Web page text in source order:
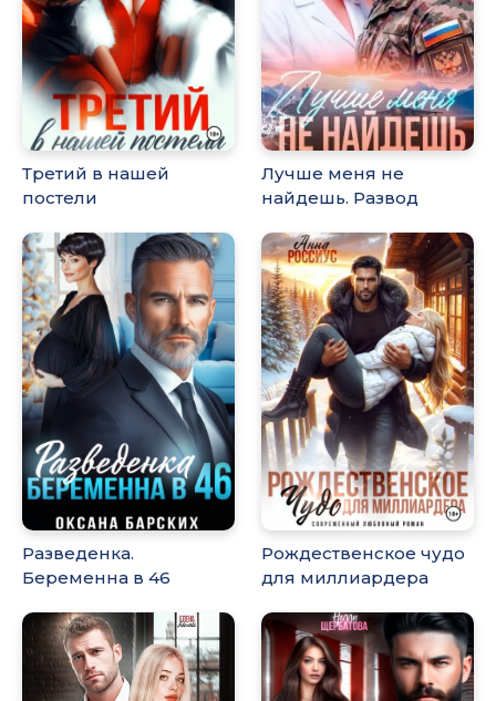
Третий в нашей
постели
Лучше меня не
найдешь. Развод
Разведенка.
Беременна в 46
Рождественское чудо
для миллиардера